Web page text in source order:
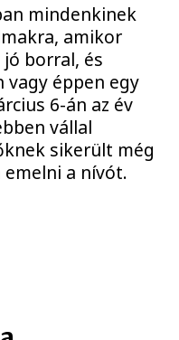
mindenkinek
amikor
borral, és
éppen egy
6-án az év
vállal
sikerült még
a nívót.